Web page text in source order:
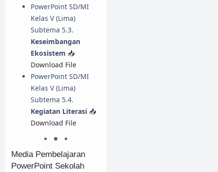
PowerPoint SD/MI
Kelas V (Lima)
Subtema 5.3.
Keseimbangan
Ekosistem 📥
Download File
PowerPoint SD/MI
Kelas V (Lima)
Subtema 5.4.
Kegiatan Literasi 📥
Download File
Media Pembelajaran
PowerPoint Sekolah